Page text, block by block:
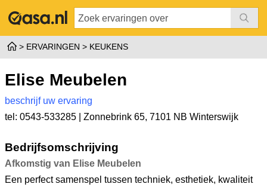
ERVARINGEN KEUKENS
Elise Meubelen
beschrijf uw ervaring
tel: 0543-533285 | Zonnebrink 65, 7101 NB Winterswijk
Bedrijfsomschrijving
Afkomstig van Elise Meubelen
Een perfect samenspel tussen techniek, esthetiek, kwaliteit